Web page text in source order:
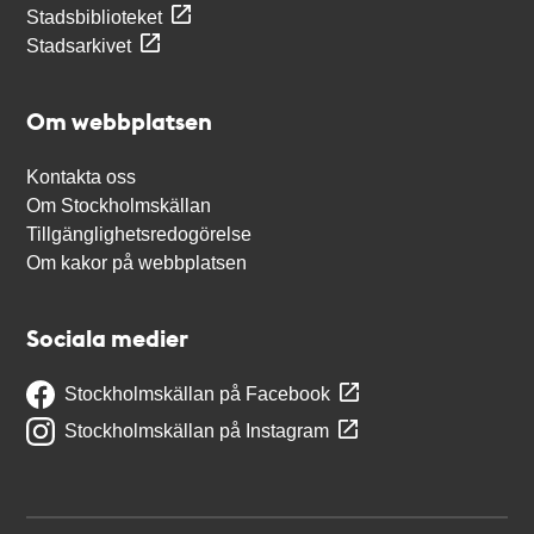
Stadsbiblioteket
Stadsarkivet
Om webbplatsen
Kontakta oss
Om Stockholmskällan
Tillgänglighetsredogörelse
Om kakor på webbplatsen
Sociala medier
Stockholmskällan på Facebook
Stockholmskällan på Instagram